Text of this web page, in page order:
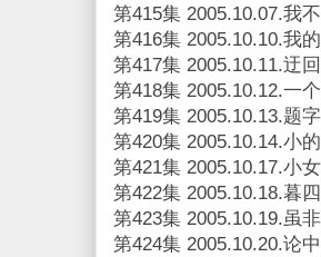
第415集 2005.10.07.我
第416集 2005.10.10.我
第417集 2005.10.11.迂
第418集 2005.10.12.一
第419集 2005.10.13.题
第420集 2005.10.14.小
第421集 2005.10.17.小
第422集 2005.10.18.暮
第423集 2005.10.19.虽
第424集 2005.10.20.论